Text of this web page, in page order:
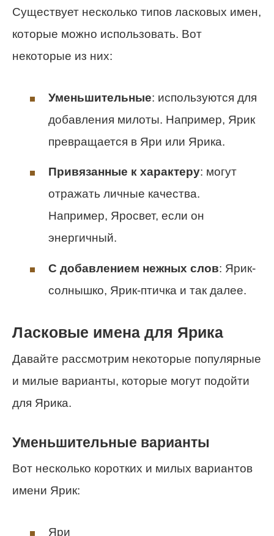
Существует несколько типов ласковых имен,
которые можно использовать. Вот
некоторые из них:
Уменьшительные: используются для
добавления милоты. Например, Ярик
превращается в Яри или Ярика.
Привязанные к характеру: могут
отражать личные качества.
Например, Яросвет, если он
энергичный.
С добавлением нежных слов: Ярик-
солнышко, Ярик-птичка и так далее.
Ласковые имена для Ярика
Давайте рассмотрим некоторые популярные
и милые варианты, которые могут подойти
для Ярика.
Уменьшительные варианты
Вот несколько коротких и милых вариантов
имени Ярик:
Яри